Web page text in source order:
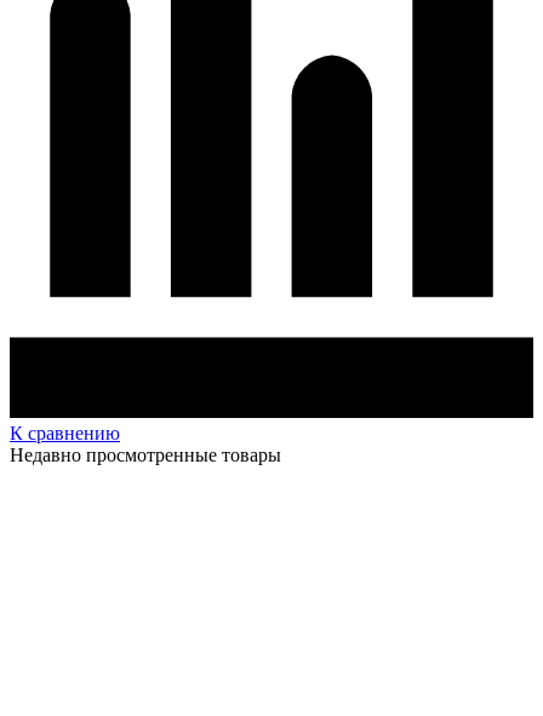
К сравнению
Недавно просмотренные товары